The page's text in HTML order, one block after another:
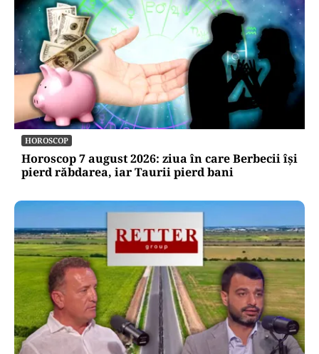
HOROSCOP
Horoscop 7 august 2026: ziua în care Berbecii își
pierd răbdarea, iar Taurii pierd bani